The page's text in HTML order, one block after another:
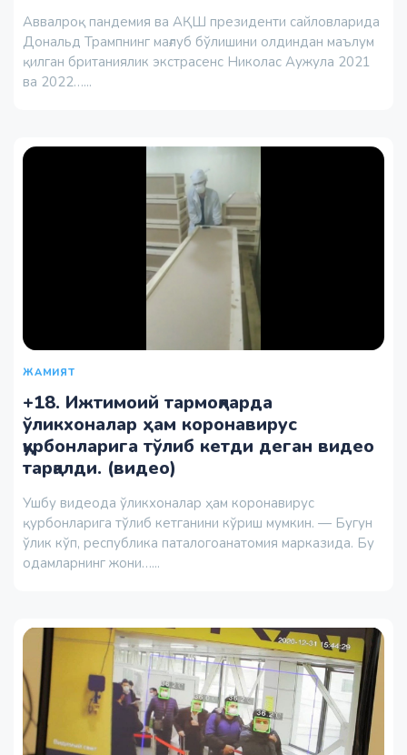
Аввалроқ пандемия ва АҚШ президенти сайловларида
Дональд Трампнинг мағлуб бўлишини олдиндан маълум
қилган британиялик экстрасенс Николас Аужула 2021
ва 2022…...
ЖАМИЯТ
+18. Ижтимоий тармоқларда
ўликхоналар ҳам коронавирус
қурбонларига тўлиб кетди деган видео
тарқалди. (видео)
Ушбу видеода ўликхоналар ҳам коронавирус
қурбонларига тўлиб кетганини кўриш мумкин. — Бугун
ўлик кўп, республика паталогоанатомия марказида. Бу
одамларнинг жони…...